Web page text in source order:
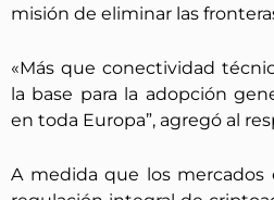
misión de eliminar las
«Más que conectividad
la base para la adopción
en toda Europa”, agregó al
A medida que los mercados